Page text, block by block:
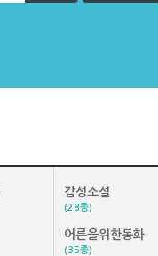
감성소설
(28종)
어른을위한동화
(35종)